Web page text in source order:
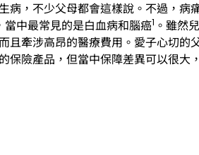
病，不少父母都會這樣說。不過，
中最常見的是白血病和腦癌1 。雖然
且牽涉高昂的醫療費用。愛子心切的
保險產品，但當中保障差異可以很大